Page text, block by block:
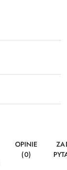
OPINIE
(0)